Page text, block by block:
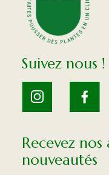
Suivez nous !
Recevez
nouveautés